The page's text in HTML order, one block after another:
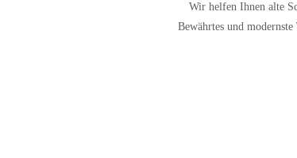
Wir helfen Ihnen alte
Bewährtes und